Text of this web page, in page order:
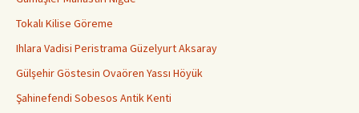
Tokalı Kilise Göreme
Ihlara Vadisi Peristrama Güzelyurt Aksaray
Gülşehir Göstesin Ovaören Yassı Höyük
Şahinefendi Sobesos Antik Kenti